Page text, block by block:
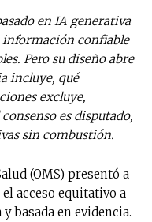
en IA generativa
información confiable
Pero su diseño abre
incluye, qué
excluye,
es disputado,
sin combustión.
(OMS) presentó a
el acceso equitativo a
basada en evidencia.